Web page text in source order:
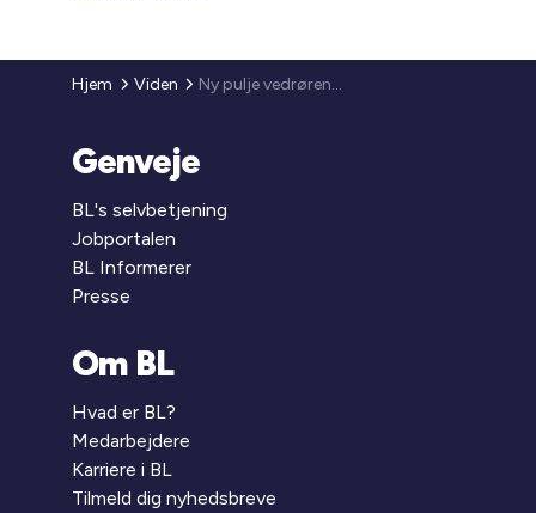
Hjem Viden Ny pulje vedrørende tilskud til energibesparelser og energieffektivitet i bygninger til helårsbeboelse (bygningspuljen)
Genveje
BL's selvbetjening
Jobportalen
BL Informerer
Presse
Om BL
Hvad er BL?
Medarbejdere
Karriere i BL
Tilmeld dig nyhedsbreve